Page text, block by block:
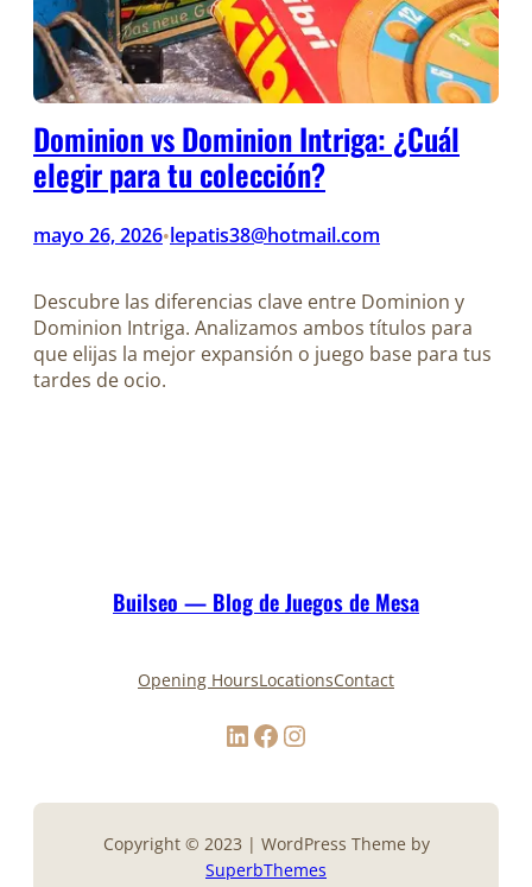
Dominion vs Dominion Intriga: ¿Cuál
elegir para tu colección?
mayo 26, 2026•lepatis38@hotmail.com
Descubre las diferencias clave entre Dominion y
Dominion Intriga. Analizamos ambos títulos para
que elijas la mejor expansión o juego base para tus
tardes de ocio.
Builseo — Blog de Juegos de Mesa
Opening HoursLocationsContact
LinkedIn Facebook Instagram
Copyright © 2023 | WordPress Theme by
SuperbThemes